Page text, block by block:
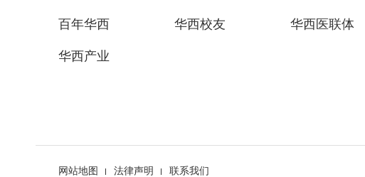
百年华西 华西校友 华西医联体
华西产业
网站地图 法律声明 联系我们